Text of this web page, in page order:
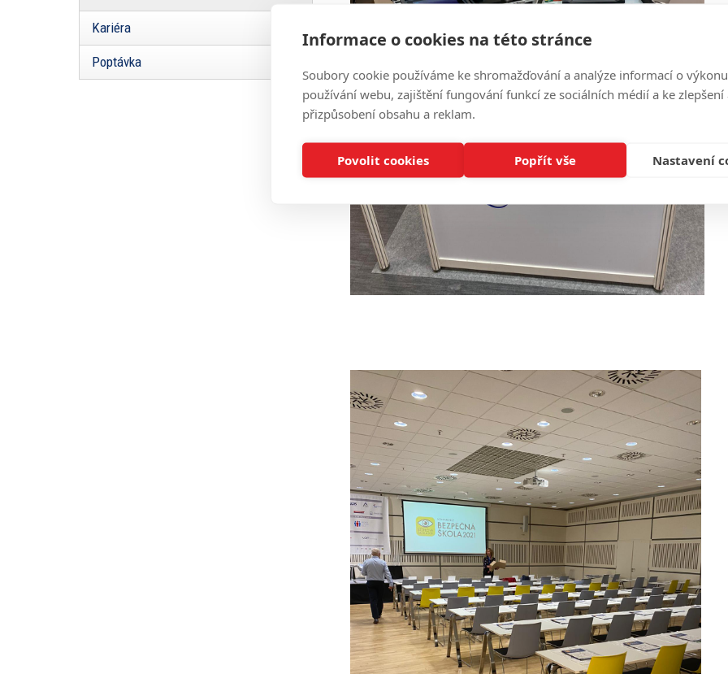
Informace o cookies na této stránce
Soubory cookie používáme ke shromažďování a analýze informací o
používání webu, zajištění fungování funkcí ze sociálních médií a ke zlepšení
přizpůsobení obsahu a reklam.
Povolit cookies Popřít vše Nastavení
Kariéra
Poptávka